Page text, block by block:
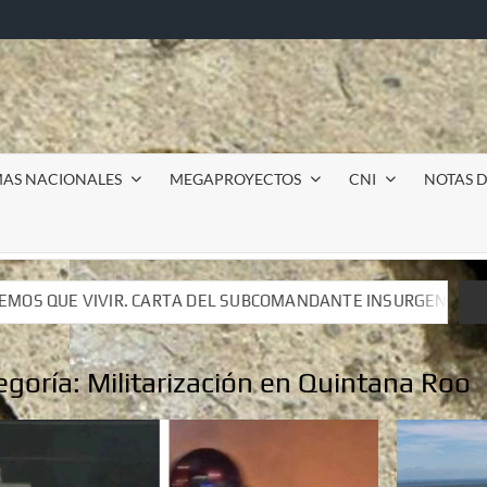
NACIONALES MEGAPROYECTOS CNI NOTAS
INSURGENTE MOISÉS A LUIS DE TAVIRA
INSURGENTE MOISÉS A LUIS DE TAVIRA
Militarización en Quintana Roo